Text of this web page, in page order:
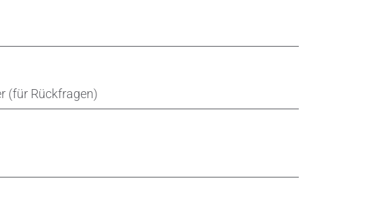
Zahnersatz
(für Rückfragen)